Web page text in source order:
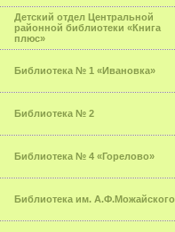
Детский отдел Центральной
районной библиотеки «Книга
плюс»
Библиотека № 1 «Ивановка»
Библиотека № 2
Библиотека № 4 «Горелово»
Библиотека им. А.Ф.Можайского